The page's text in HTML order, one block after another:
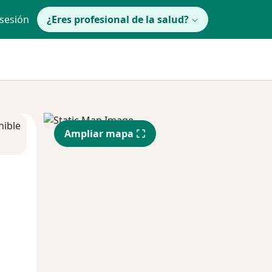
¿Eres profesional de la salud?
Ampliar mapa